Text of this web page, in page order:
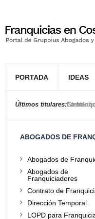
PORTADA IDEAS
Últimos titulares:La
La
Las
La
Chuck E
La
La
La
La
ABOGADOS DE
Abogados de
Abogados de
Franquiciadores
Contrato de
Dirección Temporal
LOPD para